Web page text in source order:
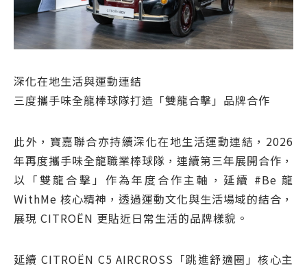
深化在地生活與運動連結
三度攜手味全龍棒球隊打造「雙龍合擊」品牌合作
此外，寶嘉聯合亦持續深化在地生活運動連結，2026
年再度攜手味全龍職業棒球隊，連續第三年展開合作，
以「雙龍合擊」作為年度合作主軸，延續 #Be 龍
WithMe 核心精神，透過運動文化與生活場域的結合，
展現 CITROËN 更貼近日常生活的品牌樣貌。
延續 CITROËN C5 AIRCROSS「跳進舒適圈」核心主